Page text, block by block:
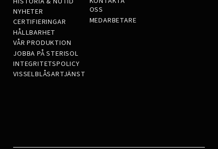
NYHETER
CERTIFIERINGAR
HÅLLBARHET
VÅR PRODUKTION
JOBBA PÅ STERISOL
INTEGRITETSPOLICY
VISSELBLÅSARTJÄNST
OSS
MEDARBETARE